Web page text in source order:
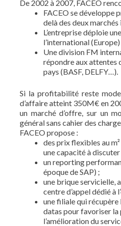
De 2002 à 2007, FACEO
FACEO se développe
delà des deux marchés
L’entreprise déploie
l’international (Europe)
Une division FM
répondre aux attentes
pays (BASF, DELFY…).
Si la profitabilité reste
d’affaire atteint 350M€ en
un marché d’offre, sur un
général sans cahier des
FACEO propose :
des prix flexibles au
une capacité à
un reporting
époque de SAP) ;
une brique servicielle,
centre d’appel dédié à
une filiale qui récupère
datas pour favoriser
l’amélioration du